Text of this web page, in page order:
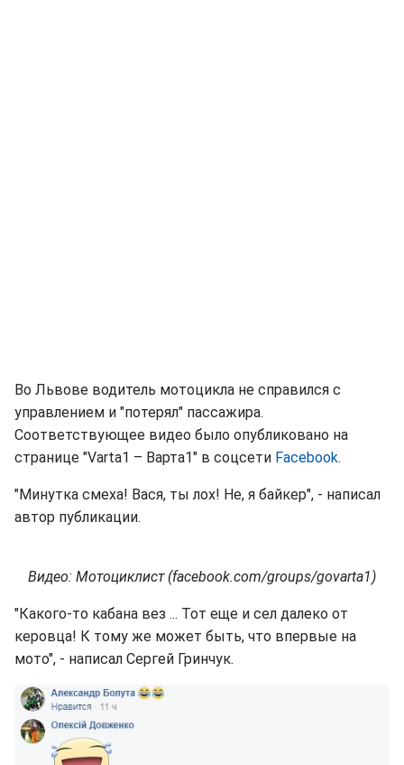
Во Львове водитель мотоцикла не справился с
управлением и "потерял" пассажира.
Соответствующее видео было опубликовано на
странице "Varta1 – Варта1" в соцсети Facebook.
"Минутка смеха! Вася, ты лох! Не, я байкер", - написал
автор публикации.
Видео: Мотоциклист (facebook.com/groups/govarta1)
"Какого-то кабана вез ... Тот еще и сел далеко от
керовца! К тому же может быть, что впервые на
мото", - написал Сергей Гринчук.